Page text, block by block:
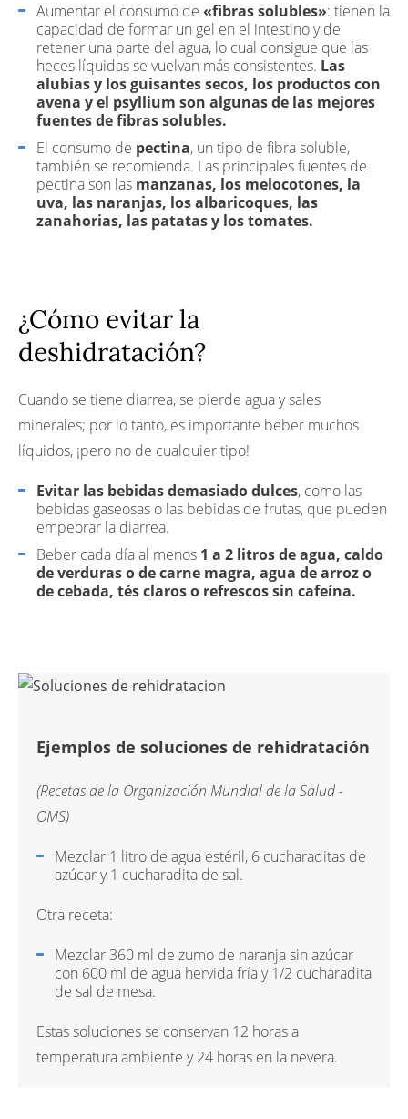
Aumentar el consumo de «fibras solubles»: tienen la
capacidad de formar un gel en el intestino y de
retener una parte del agua, lo cual consigue que las
heces líquidas se vuelvan más consistentes. Las
alubias y los guisantes secos, los productos con
avena y el psyllium son algunas de las mejores
fuentes de fibras solubles.
El consumo de pectina, un tipo de fibra soluble,
también se recomienda. Las principales fuentes de
pectina son las manzanas, los melocotones, la
uva, las naranjas, los albaricoques, las
zanahorias, las patatas y los tomates.
¿Cómo evitar la
deshidratación?
Cuando se tiene diarrea, se pierde agua y sales
minerales; por lo tanto, es importante beber muchos
líquidos, ¡pero no de cualquier tipo!
Evitar las bebidas demasiado dulces, como las
bebidas gaseosas o las bebidas de frutas, que pueden
empeorar la diarrea.
Beber cada día al menos 1 a 2 litros de agua, caldo
de verduras o de carne magra, agua de arroz o
de cebada, tés claros o refrescos sin cafeína.
Ejemplos de soluciones de rehidratación
(Recetas de la Organización Mundial de la Salud -
OMS)
Mezclar 1 litro de agua estéril, 6 cucharaditas de
azúcar y 1 cucharadita de sal.
Otra receta:
Mezclar 360 ml de zumo de naranja sin azúcar
con 600 ml de agua hervida fría y 1/2 cucharadita
de sal de mesa.
Estas soluciones se conservan 12 horas a
temperatura ambiente y 24 horas en la nevera.